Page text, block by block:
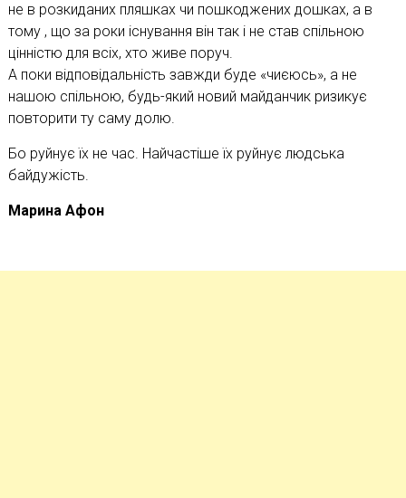
не в розкиданих пляшках чи пошкоджених дошках, а в
тому , що за роки існування він так і не став спільною
цінністю для всіх, хто живе поруч.
А поки відповідальність завжди буде «чиєюсь», а не
нашою спільною, будь-який новий майданчик ризикує
повторити ту саму долю.
Бо руйнує їх не час. Найчастіше їх руйнує людська
байдужість.
Марина Афон